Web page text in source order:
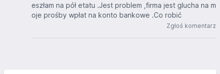
eszłam na pół etatu .Jest problem ,firma jest glucha na m
oje prośby wpłat na konto bankowe .Co robić
Zgłoś komentarz